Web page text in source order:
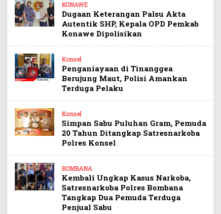
KONAWE
Dugaan Keterangan Palsu Akta
Autentik SHP, Kepala OPD Pemkab
Konawe Dipolisikan
Konsel
Penganiayaan di Tinanggea
Berujung Maut, Polisi Amankan
Terduga Pelaku
Konsel
Simpan Sabu Puluhan Gram, Pemuda
20 Tahun Ditangkap Satresnarkoba
Polres Konsel
BOMBANA
Kembali Ungkap Kasus Narkoba,
Satresnarkoba Polres Bombana
Tangkap Dua Pemuda Terduga
Penjual Sabu